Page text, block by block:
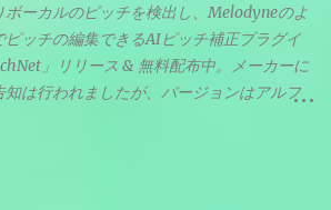
ボーカルのピッチを検出し、Melodyneのよ
ピッチの編集できるAIピッチ補正プラグイ
」リリース & 無料配布中。メーカーに
知は行われましたが、バージョンはアルフ